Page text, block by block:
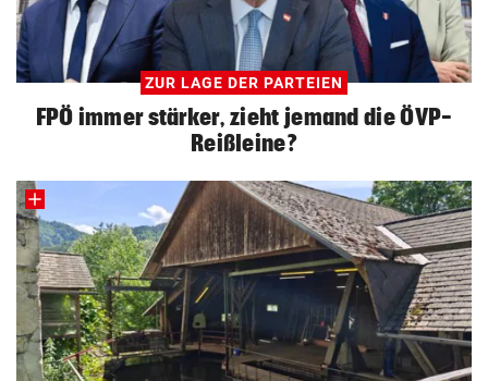
ZUR LAGE DER PARTEIEN
FPÖ immer stärker, zieht jemand die ÖVP-
Reißleine?